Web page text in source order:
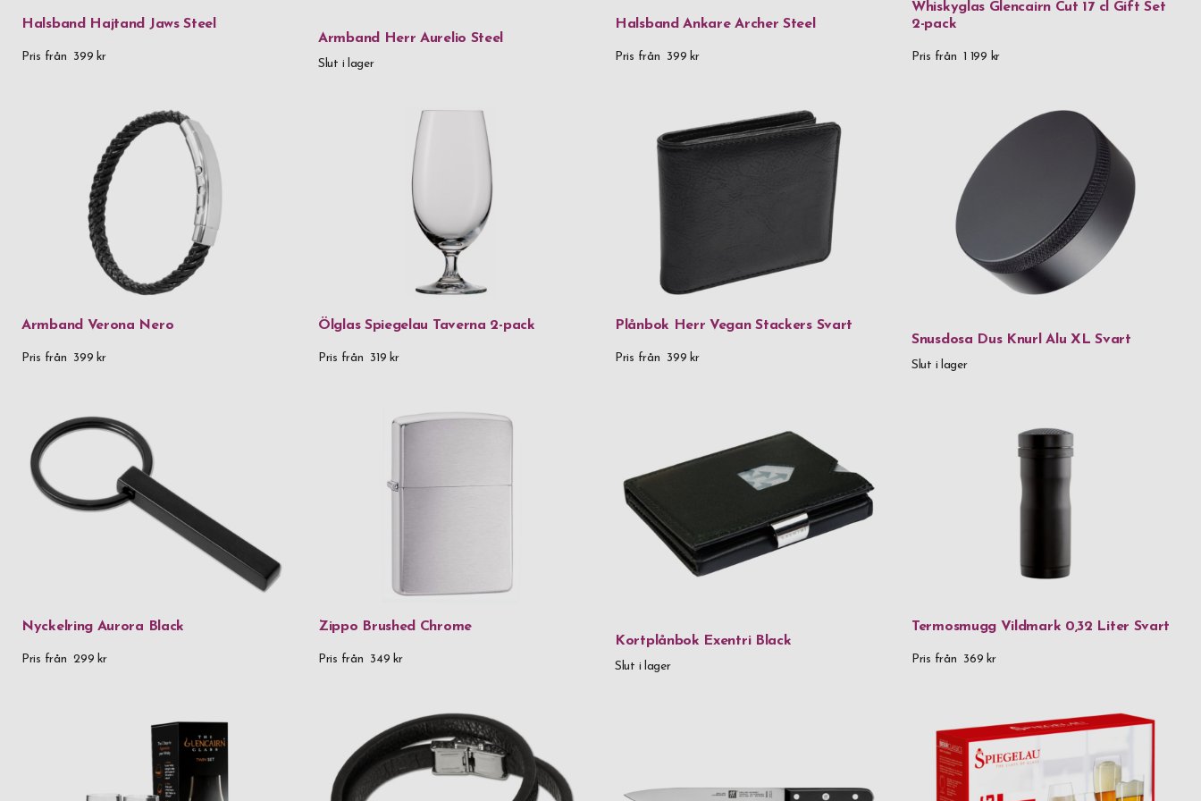
Rento
Spiegelau
Stackers
VH
Zippo
Material
Blyfritt kristallglas
Halsband Hajtand Jaws Steel
Pris från 399 kr
Armband Herr Aurelio Steel
Slut i lager
Halsband Ankare Archer Steel
Pris från 399 kr
Whiskyglas Glencairn Cut 17 cl Gift Set
2-pack
Pris från 1 199 kr
Armband Verona Nero
Pris från 399 kr
Ölglas Spiegelau Taverna 2-pack
Pris från 319 kr
Plånbok Herr Vegan Stackers Svart
Pris från 399 kr
Snusdosa Dus Knurl Alu XL Svart
Slut i lager
Nyckelring Aurora Black
Pris från 299 kr
Zippo Brushed Chrome
Pris från 349 kr
Kortplånbok Exentri Black
Slut i lager
Termosmugg Vildmark 0,32 Liter Svart
Pris från 369 kr